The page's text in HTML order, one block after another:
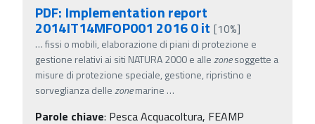
PDF: Implementation report
2014IT14MFOP001 2016 0 it [10%]
…fissi o mobili, elaborazione di piani di protezione e
gestione relativi ai siti NATURA 2000 e allezonesoggette a
misure di protezione speciale, gestione, ripristino e
sorveglianza dellezonemarine …
Parole chiave: Pesca Acquacoltura, FEAMP